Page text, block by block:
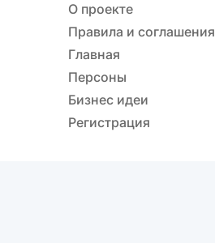
О проекте
Правила и соглашения
Главная
Персоны
Бизнес идеи
Регистрация